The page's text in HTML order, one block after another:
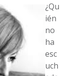
¿Qu
ién
no
ha
esc
uch